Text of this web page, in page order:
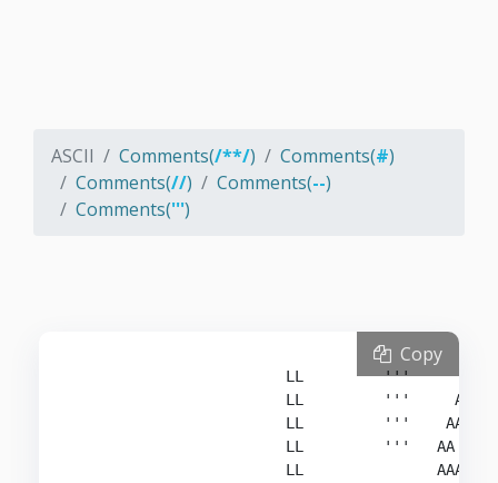
ASCII Comments(/**/) Comments(#)
Comments(//) Comments(--)
Comments(''')
LL         '''      A
LL         '''     A A
LL         '''    AA
LL         '''   AA
LL
Copy